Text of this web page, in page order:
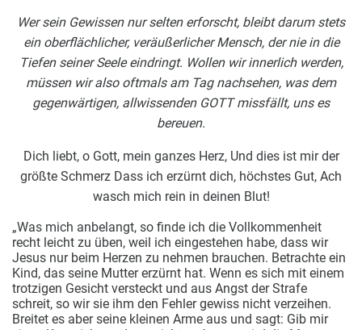
Wer sein Gewissen nur selten erforscht, bleibt darum stets
ein oberflächlicher, veräußerlicher Mensch, der nie in die
Tiefen seiner Seele eindringt. Wollen wir innerlich werden,
müssen wir also oftmals am Tag nachsehen, was dem
gegenwärtigen, allwissenden GOTT missfällt, uns es
bereuen.
Dich liebt, o Gott, mein ganzes Herz, Und dies ist mir der
größte Schmerz Dass ich erzürnt dich, höchstes Gut, Ach
wasch mich rein in deinen Blut!
„Was mich anbelangt, so finde ich die Vollkommenheit
recht leicht zu üben, weil ich eingestehen habe, dass wir
Jesus nur beim Herzen zu nehmen brauchen. Betrachte ein
Kind, das seine Mutter erzürnt hat. Wenn es sich mit einem
trotzigen Gesicht versteckt und aus Angst der Strafe
schreit, so wir sie ihm den Fehler gewiss nicht verzeihen.
Breitet es aber seine kleinen Arme aus und sagt: Gib mir